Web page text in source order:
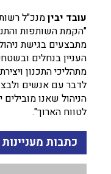
עובד יביןמנכ"ל רשות
"הקמת השותפות
מתבצעים בגישת
העניין בנחלים
מתהליכי התכנון
לדבר עם אנשים
הניהול שאנו
לטווח הארוך".
כתבות